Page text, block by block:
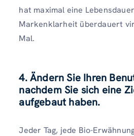
hat maximal eine
Markenklarheit überdauert
Mal.
4. Ändern Sie Ihren
nachdem Sie sich eine
aufgebaut haben.
Jeder Tag, jede Bio-